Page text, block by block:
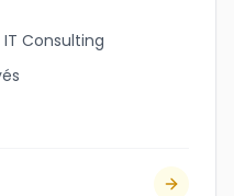
Consulting